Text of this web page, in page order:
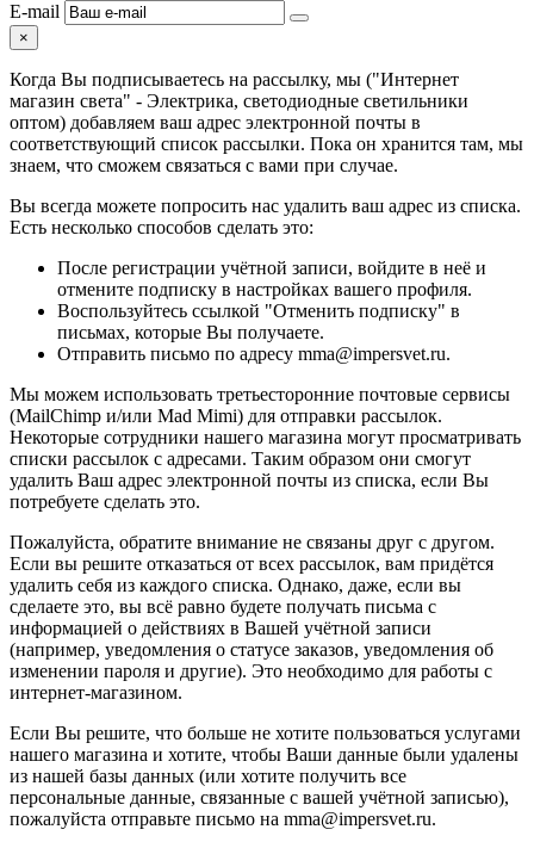
E-mail
×
Когда Вы подписываетесь на рассылку, мы ("Интернет
магазин света" - Электрика, светодиодные светильники
оптом) добавляем ваш адрес электронной почты в
соответствующий список рассылки. Пока он хранится там, мы
знаем, что сможем связаться с вами при случае.
Вы всегда можете попросить нас удалить ваш адрес из списка.
Есть несколько способов сделать это:
После регистрации учётной записи, войдите в неё и
отмените подписку в настройках вашего профиля.
Воспользуйтесь ссылкой "Отменить подписку" в
письмах, которые Вы получаете.
Отправить письмо по адресу mma@impersvet.ru.
Мы можем использовать третьесторонние почтовые сервисы
(MailChimp и/или Mad Mimi) для отправки рассылок.
Некоторые сотрудники нашего магазина могут просматривать
списки рассылок с адресами. Таким образом они смогут
удалить Ваш адрес электронной почты из списка, если Вы
потребуете сделать это.
Пожалуйста, обратите внимание не связаны друг с другом.
Если вы решите отказаться от всех рассылок, вам придётся
удалить себя из каждого списка. Однако, даже, если вы
сделаете это, вы всё равно будете получать письма с
информацией о действиях в Вашей учётной записи
(например, уведомления о статусе заказов, уведомления об
изменении пароля и другие). Это необходимо для работы с
интернет-магазином.
Если Вы решите, что больше не хотите пользоваться услугами
нашего магазина и хотите, чтобы Ваши данные были удалены
из нашей базы данных (или хотите получить все
персональные данные, связанные с вашей учётной записью),
пожалуйста отправьте письмо на mma@impersvet.ru.